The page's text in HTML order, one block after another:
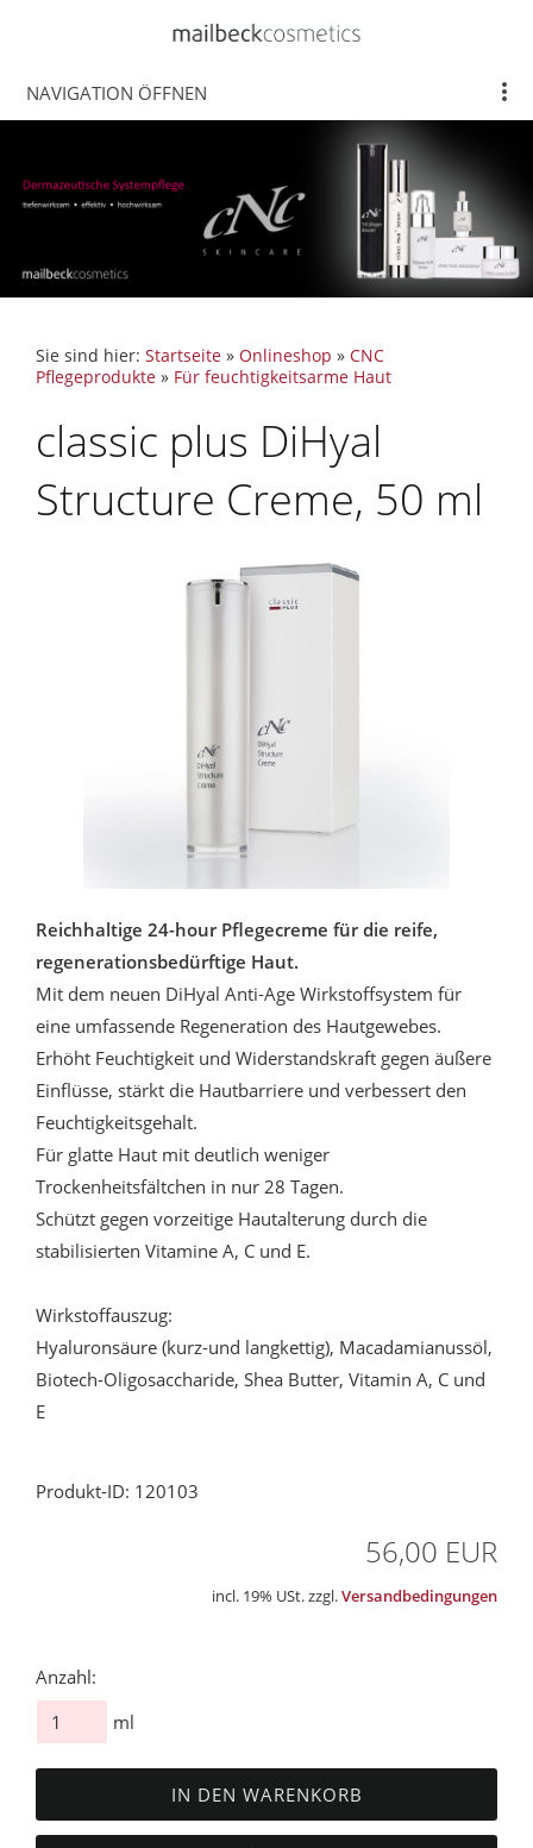
NAVIGATION ÖFFNEN
Sie sind hier: Startseite » Onlineshop » CNC
Pflegeprodukte » Für feuchtigkeitsarme Haut
classic plus DiHyal
Structure Creme, 50 ml
Reichhaltige 24-hour Pflegecreme für die reife,
regenerationsbedürftige Haut.
Mit dem neuen DiHyal Anti-Age Wirkstoffsystem für
eine umfassende Regeneration des Hautgewebes.
Erhöht Feuchtigkeit und Widerstandskraft gegen äußere
Einflüsse, stärkt die Hautbarriere und verbessert den
Feuchtigkeitsgehalt.
Für glatte Haut mit deutlich weniger
Trockenheitsfältchen in nur 28 Tagen.
Schützt gegen vorzeitige Hautalterung durch die
stabilisierten Vitamine A, C und E.
Wirkstoffauszug:
Hyaluronsäure (kurz-und langkettig), Macadamianussöl,
Biotech-Oligosaccharide, Shea Butter, Vitamin A, C und
E
Produkt-ID: 120103
56,00 EUR
incl. 19% USt. zzgl.Versandbedingungen
Anzahl:
ml
IN DEN WARENKORB